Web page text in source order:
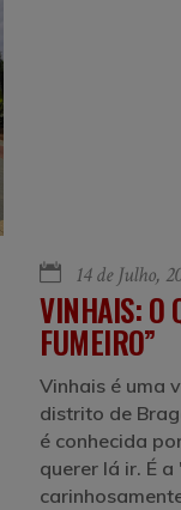
14 de Julho,
VINHAIS: O
FUMEIRO”
Vinhais é uma
distrito de
é conhecida
querer lá ir. É